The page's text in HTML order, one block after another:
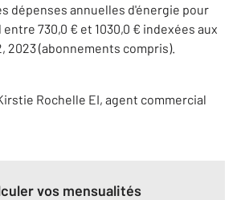
dépenses annuelles d'énergie pour
730,0 € et 1030,0 € indexées aux
2023 (abonnements compris).
Rochelle EI, agent commercial
vos mensualités